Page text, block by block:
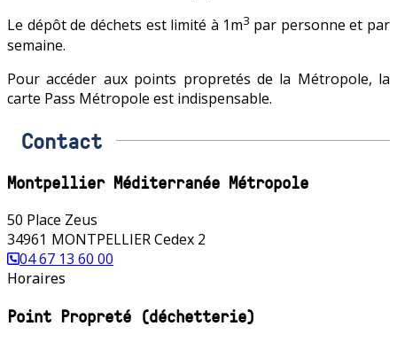
Le dépôt de déchets est limité à 1m3 par personne et par
semaine.
Pour accéder aux points propretés de la Métropole, la
carte Pass Métropole est indispensable.
Contact
Montpellier Méditerranée Métropole
50 Place Zeus
34961 MONTPELLIER Cedex 2
04 67 13 60 00
Horaires
Point Propreté (déchetterie)